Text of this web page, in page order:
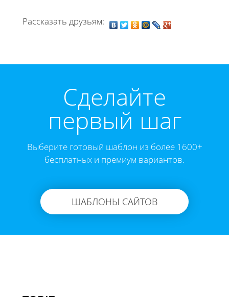
Рассказать друзьям:
Cделайте
первый шаг
Выберите готовый шаблон из более 1600+
бесплатных и премиум вариантов.
ШАБЛОНЫ САЙТОВ